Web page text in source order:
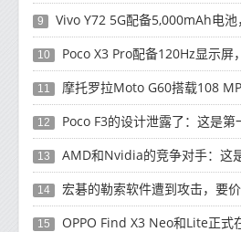
9 Vivo Y72 5G配备5,000mAh电
10 Poco X3 Pro配备120Hz显示屏，高
11 摩托罗拉Moto G60搭载108
12 Poco F3的设计泄露了：这是第
13 AMD和Nvidia的竞争对手：这
14 宏碁的勒索软件遭到攻击，要
15 OPPO Find X3 Neo和Lite正式